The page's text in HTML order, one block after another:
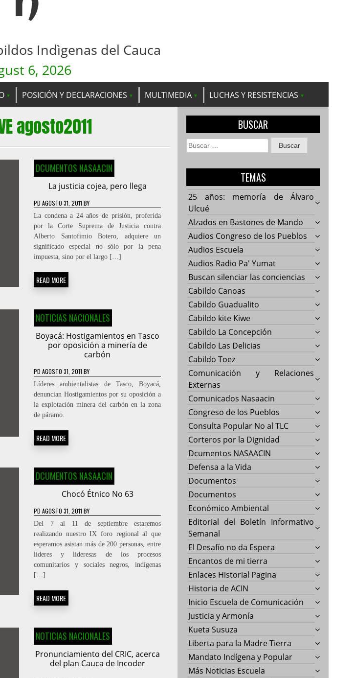
Indìgenas del Cauca
6, 2026
POSICIÓN Y DECLARACIONES MULTIMEDIA LUCHAS Y RESISTENCIAS
agosto2011
DCUMENTOS NASAACIN
La justicia cojea, pero llega
PD AGOSTO 31, 2011 BY
La condena a 24 años de prisión, proferida
por la Corte Suprema de Justicia contra
Alberto Santofimio Botero, adquiere un
significado especial no sólo por la pena
impuesta, sino por el largo […]
READ MORE
NOTICIAS NACIONALES
Boyacá: Hostigamientos en Tasco
por oposición a minería de
carbón
PD AGOSTO 31, 2011 BY
Líderes ambientalistas de Tasco, Boyacá,
denuncian Hostigamientos por su oposición a
la explotación minera del carbón en la zona
de páramo.
READ MORE
DCUMENTOS NASAACIN
Chocó Étnico No 63
PD AGOSTO 31, 2011 BY
Del 7 al 11 de septiembre estaremos
realizando nuestro IX foro regional al que
esperamos asistan más de 200 personas, entre
líderes y lideresas de los procesos
comunitarios y sociales negros, indígenas
[…]
READ MORE
NOTICIAS NACIONALES
Pronunciamiento del CRIC, acerca
del plan Cauca de Incoder
BUSCAR
Buscar:
TEMAS
25 años: memoría de Álvaro
Ulcué
Alzados en Bastones de Mando
Audios Congreso de los Pueblos
Audios Escuela
Audios Radio Pa' Yumat
Buscan silenciar las conciencias
Cabildo Canoas
Cabildo Guadualito
Cabildo kite Kiwe
Cabildo La Concepción
Cabildo Las Delicias
Cabildo Toez
Comunicación y Relaciones
Externas
Comunicados Nasaacin
Congreso de los Pueblos
Consulta Popular No al TLC
Corteros por la Dignidad
Dcumentos NASAACIN
Defensa a la Vida
Documentos
Documentos
Económico Ambiental
Editorial del Boletín Informativo
Semanal
El Desafío no da Espera
Encantos de mi tierra
Enlaces Historial Pagina
Historia de ACIN
Inicio Escuela de Comunicación
Justicia y Armonía
Kueta Susuza
Liberta para la Madre Tierra
Mandato Indígena y Popular
Más Noticias Escuela